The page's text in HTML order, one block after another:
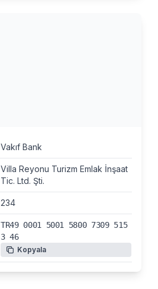
Vakıf Bank
Villa Reyonu Turizm Emlak İnşaat
Tic. Ltd. Şti.
234
TR49 0001 5001 5800 7309 515
3 46
Kopyala